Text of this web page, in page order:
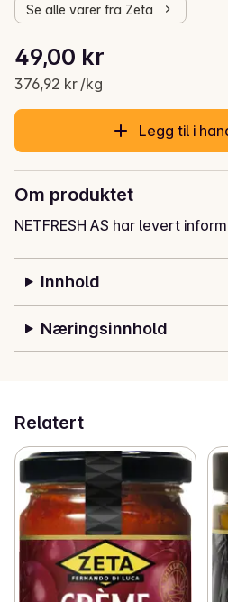
Se alle varer fra Zeta
Gjeldende pris er: 49,00 kr
49,00 kr
376,92 kr /kg
Stykkpris: 376,92 kr /kg
Legg til i
Om produktet
NETFRESH AS har levert
Innhold
Næringsinnhold
Relatert